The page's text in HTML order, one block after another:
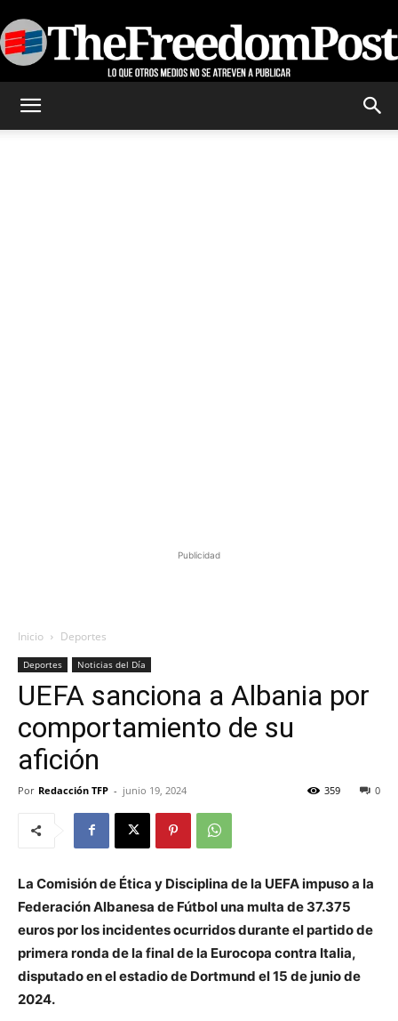
Publicidad
Inicio Deportes
Deportes Noticias del Día
UEFA sanciona a Albania por
comportamiento de su
afición
Por Redacción TFP - junio 19, 2024 0
359
La Comisión de Ética y Disciplina de la UEFA impuso a la
Federación Albanesa de Fútbol una multa de 37.375
euros por los incidentes ocurridos durante el partido de
primera ronda de la final de la Eurocopa contra Italia,
disputado en el estadio de Dortmund el 15 de junio de
2024.